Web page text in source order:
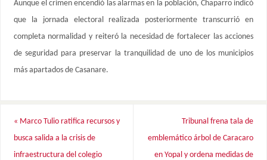
Aunque el crimen encendió las alarmas en la población, Chaparro indicó
que la jornada electoral realizada posteriormente transcurrió en
completa normalidad y reiteró la necesidad de fortalecer las acciones
de seguridad para preservar la tranquilidad de uno de los municipios
más apartados de Casanare.
« Marco Tulio ratifica recursos y
busca salida a la crisis de
infraestructura del colegio
Tribunal frena tala de
emblemático árbol de Caracaro
en Yopal y ordena medidas de